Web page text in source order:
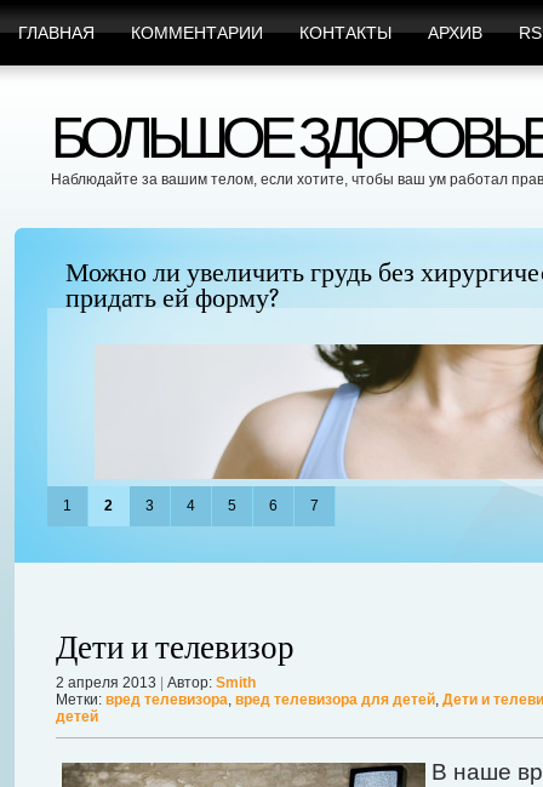
ГЛАВНАЯ КОММЕНТАРИИ КОНТАКТЫ АРХИВ
БОЛЬШОЕ
Наблюдайте за вашим телом, если хотите, чтобы ваш ум работал
Можно ли увеличить грудь без
придать ей форму?
1 2 3 4 5 6 7
Дети и телевизор
2 апреля 2013 Автор: Smith
Метки: вред телевизора, вред телевизора для детей, Дети и
детей
В наше